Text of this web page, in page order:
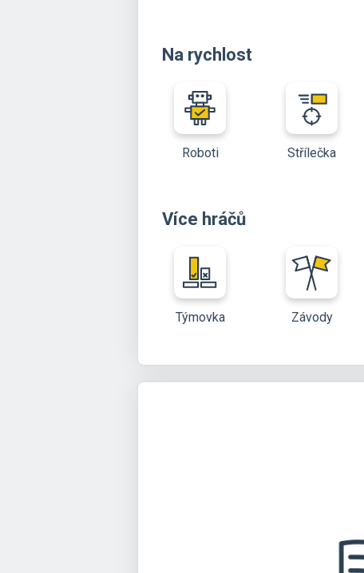
Na rychlost
Roboti Střílečka
Více hráčů
Týmovka Závody